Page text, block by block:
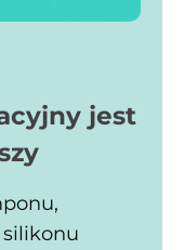
jest